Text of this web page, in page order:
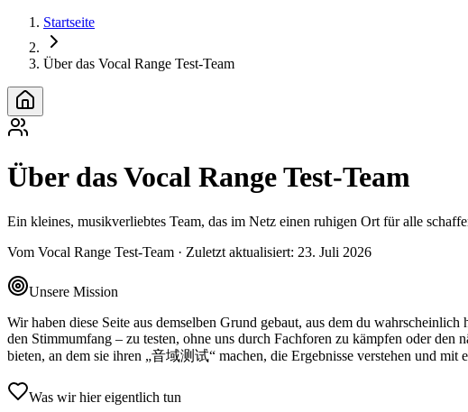
Startseite
Über das Vocal Range Test‑Team
Über das Vocal Range Test‑Team
Ein kleines, musikverliebtes Team, das im Netz einen ruhigen Ort für alle
Vom Vocal Range Test-Team · Zuletzt aktualisiert: 23. Juli 2026
Unsere Mission
Wir haben diese Seite aus demselben Grund gebaut, aus dem du
den Stimmumfang – zu testen, ohne uns durch Fachforen zu kämpfen oder den
bieten, an dem sie ihren „音域测试“ machen, die Ergebnisse verstehen und
Was wir hier eigentlich tun